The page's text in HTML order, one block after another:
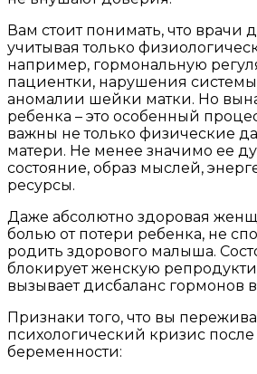
Вам стоит понимать, что врачи
учитывая только
например, гормональную
пациентки, нарушения системы
аномалии шейки матки. Но
ребенка – это особенный
важны не только физические
матери. Не менее значимо ее
состояние, образ мыслей,
ресурсы.
Даже абсолютно здоровая
болью от потери ребенка, не
родить здорового малыша.
блокирует женскую
вызывает дисбаланс гормонов
Признаки того, что вы
психологический кризис
беременности: